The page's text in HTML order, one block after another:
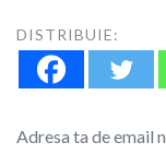
DISTRIBUIE:
Adresa ta de email